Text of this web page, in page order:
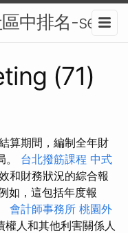
中排名-seo
(71)
算期間，編制全年財
。 台北撥筋課程 中式
和財務狀況的綜合報
如，這包括年度報
會計師事務所 桃園外
人和其他利害關係人